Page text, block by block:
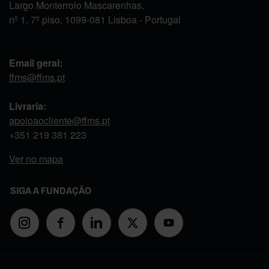
Largo Monterroio Mascarenhas,
nº 1, 7º piso, 1099-081 Lisboa - Portugal
Email geral:
ffms@ffms.pt
Livraria:
apoioaocliente@ffms.pt
+351 219 381 223
Ver no mapa
SIGA A FUNDAÇÃO